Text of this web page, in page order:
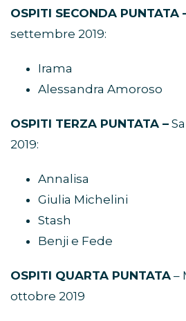
OSPITI SECONDA PUNTATA
settembre 2019:
Irama
Alessandra Amoroso
OSPITI TERZA PUNTATA –
2019:
Annalisa
Giulia Michelini
Stash
Benji e Fede
OSPITI QUARTA PUNTATA –
ottobre 2019